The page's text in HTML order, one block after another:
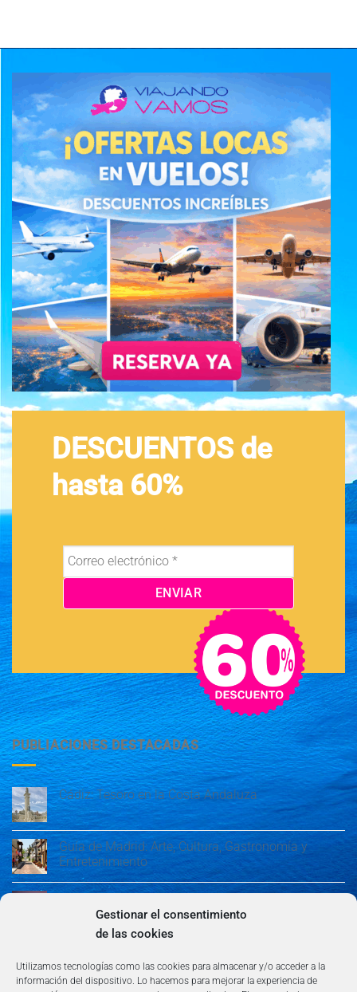
Gestionar el consentimiento
de las cookies
Utilizamos tecnologías como las cookies para almacenar y/o acceder a la
información del dispositivo. Lo hacemos para mejorar la experiencia de
DESCUENTOS de
hasta 60%
PUBLIACIONES DESTACADAS
Cádiz: Tesoro en la Costa Andaluza
Guía de Madrid: Arte, Cultura, Gastronomía y
Entretenimiento
Guía de Madrid: Arte, Cultura, Gastronomía y
Entretenimiento